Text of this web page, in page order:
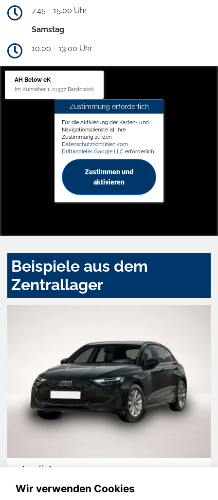
7.45 - 15.00 Uhr
Samstag
10.00 - 13.00 Uhr
AH Below eK
Im Kuhreiher 1, 21357 Bardowick
Zustimmung erforderlich
Für die Aktivierung der Karten- und
Navigationsdienste ist Ihre
Zustimmung zu den
Datenschutzrichtlinien vom
Drittanbieter Google LLC erforderlich.
Zustimmen und
aktivieren
Beispiele aus dem
Zentrallager
Audi A3
Wir verwenden Cookies